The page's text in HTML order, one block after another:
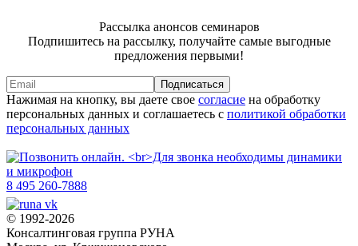
Рассылка анонсов семинаров
Подпишитесь на рассылку, получайте самые выгодные
предложения первыми!
Подписаться
Нажимая на кнопку, вы даете свое согласие на обработку
персональных данных и соглашаетесь с политикой обработки
персональных данных
8 495 260-7888
© 1992-2026
Консалтинговая группа РУНА